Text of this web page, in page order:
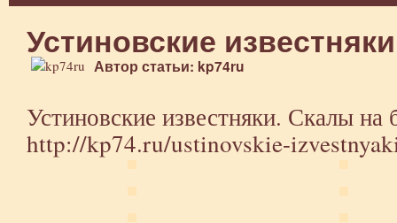
Устиновские
Автор статьи: kp74ru
Устиновские известняки. Скалы на
http://kp74.ru/ustinovskie-